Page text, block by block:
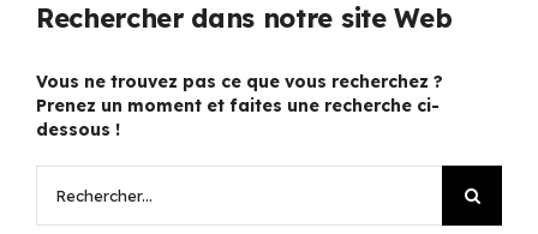
Rechercher dans notre site Web
Vous ne trouvez pas ce que vous recherchez ?
Prenez un moment et faites une recherche ci-
dessous !